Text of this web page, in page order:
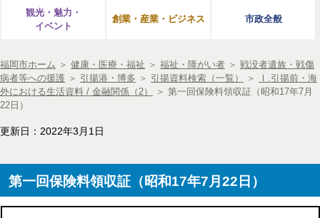
観光・魅力・
イベント
創業・産業・ビジネス 市政全般
福岡市ホーム ＞ 健康・医療・福祉 ＞ 福祉・障がい者 ＞ 戦没者遺族・戦傷
病者等への援護 ＞ 引揚港・博多 ＞ 引揚資料検索（一覧） ＞
Ⅰ.引揚前・海
外における生活資料 / 金融関係（2）
＞ 第一回保険料領収証（昭和17年7月
22日）
更新日：2022年3月1日
第一回保険料領収証（昭和17年7月22日）